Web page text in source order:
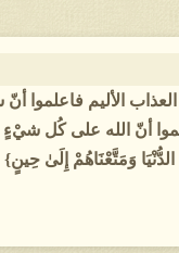
الأليم فاعلموا
أنّ الله على كُل شيْءٍ
وَمَتَّعْنَاهُمْ إِلَىٰ حِينٍ}